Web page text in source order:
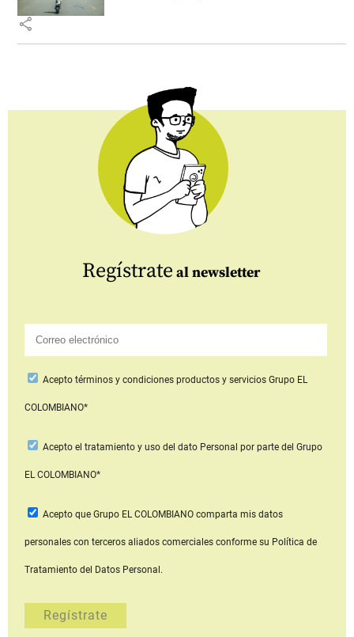
share
Regístrate al newsletter
Aceptotérminos y condiciones productos y serviciosGrupo EL
COLOMBIANO*
Acepto el tratamiento y uso del dato Personal por parte del Grupo
EL COLOMBIANO*
Acepto que Grupo EL COLOMBIANOcomparta mis datos
personales con terceros aliados comerciales conforme su Política de
Tratamiento del Datos Personal.